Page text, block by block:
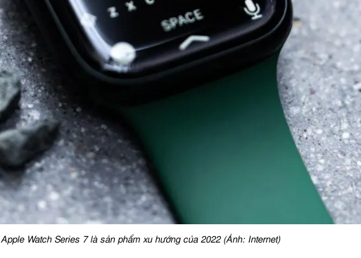
Apple Watch Series 7 là sản phẩm xu hướng của 2022 (Ảnh: Internet)